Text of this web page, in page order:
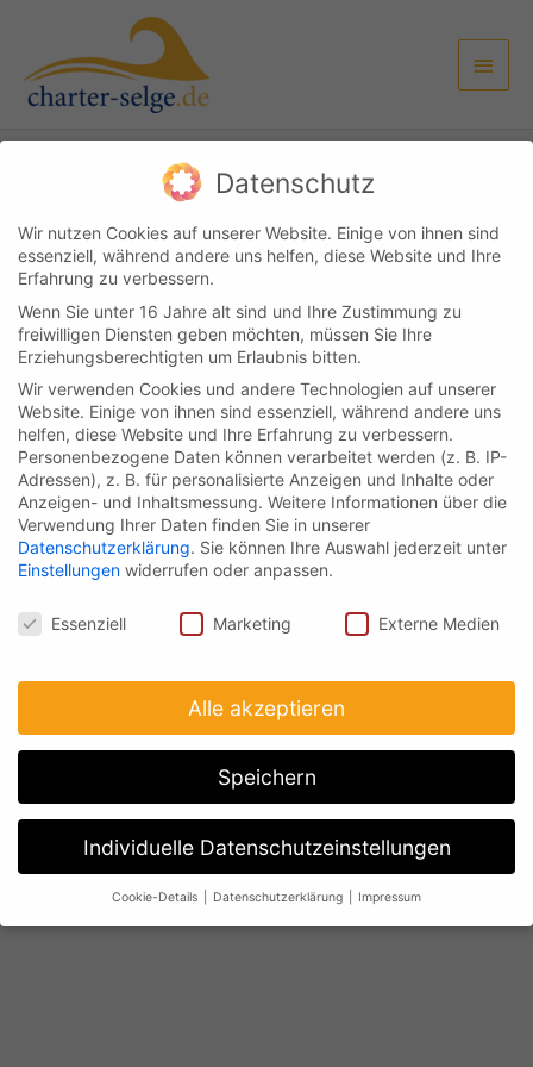
springen
Kundenlogin Kontakt Impressum & Datenschutz AGB
Copyright © 2026
Cookie-Einstellungen
Datenschutz
Wir nutzen Cookies auf unserer Website. Einige von ihnen sind
essenziell, während andere uns helfen, diese Website und Ihre
Erfahrung zu verbessern.
Wenn Sie unter 16 Jahre alt sind und Ihre Zustimmung zu
freiwilligen Diensten geben möchten, müssen Sie Ihre
Erziehungsberechtigten um Erlaubnis bitten.
Wir verwenden Cookies und andere Technologien auf unserer
Website. Einige von ihnen sind essenziell, während andere uns
helfen, diese Website und Ihre Erfahrung zu verbessern.
Personenbezogene Daten können verarbeitet werden (z. B. IP-
Adressen), z. B. für personalisierte Anzeigen und Inhalte oder
Anzeigen- und Inhaltsmessung. Weitere Informationen über die
Verwendung Ihrer Daten finden Sie in unserer
Datenschutzerklärung. Sie können Ihre Auswahl jederzeit unter
Einstellungen widerrufen oder anpassen.
Datenschutz
Essenziell Marketing Externe Medien
Alle akzeptieren
Speichern
Individuelle Datenschutzeinstellungen
Cookie-Details Datenschutzerklärung Impressum
Datenschutzeinstellungen